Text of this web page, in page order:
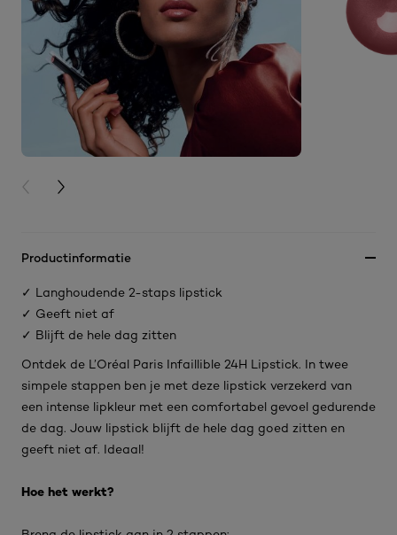
PREVIOUS CARD
NEXT CARD
Productinformatie
✓ Langhoudende 2-staps lipstick
✓ Geeft niet af
✓ Blijft de hele dag zitten
Ontdek de L’Oréal Paris Infaillible 24H Lipstick. In twee
simpele stappen ben je met deze lipstick verzekerd van
een intense lipkleur met een comfortabel gevoel gedurende
de dag. Jouw lipstick blijft de hele dag goed zitten en
geeft niet af. Ideaal!
Hoe het werkt?